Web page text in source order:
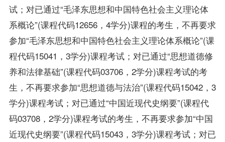
试；对已通过“毛泽东思想和中国特色社会主义理论体
系概论”(课程代码12656，4学分)课程的考生，不再要求
参加“毛泽东思想和中国特色社会主义理论体系概论”(课
程代码15041，3学分)课程考试；对已通过“思想道德修
养和法律基础”(课程代码03706，2学分)课程考试的考
生，不再要求参加“思想道德与法治”(课程代码15042，3
学分)课程考试；对已通过“中国近现代史纲要”(课程代
码03708，2学分)课程考试的考生，不再要求参加“中国
近现代史纲要”(课程代码15043，3学分)课程考试；对已